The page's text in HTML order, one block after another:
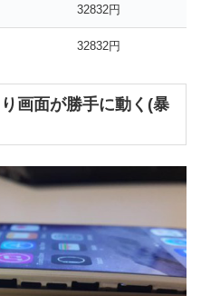
32832円
32832円
画面が勝手に動く(暴